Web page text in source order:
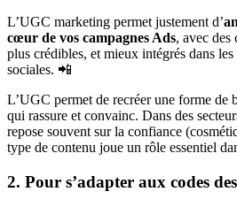
L’UGC marketing permet justement d’
cœur de vos campagnes Ads, avec des
plus crédibles, et mieux intégrés dans les
sociales. 📲
L’UGC permet de recréer une forme de
qui rassure et convainc. Dans des
repose souvent sur la confiance
type de contenu joue un rôle essentiel
2. Pour s’adapter aux codes